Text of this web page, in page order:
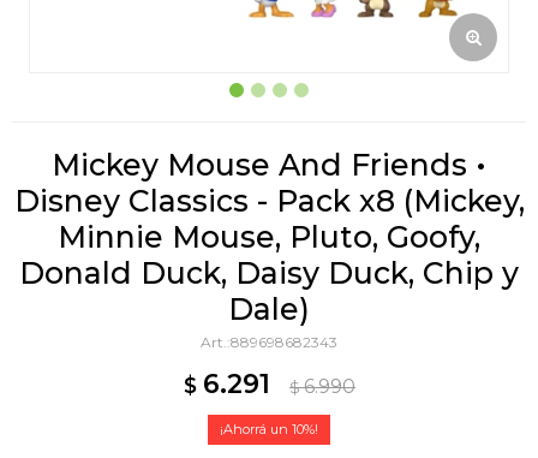
Mickey Mouse And Friends •
Disney Classics - Pack x8 (Mickey,
Minnie Mouse, Pluto, Goofy,
Donald Duck, Daisy Duck, Chip y
Dale)
889698682343
$ 6.291 $ 6.990
10